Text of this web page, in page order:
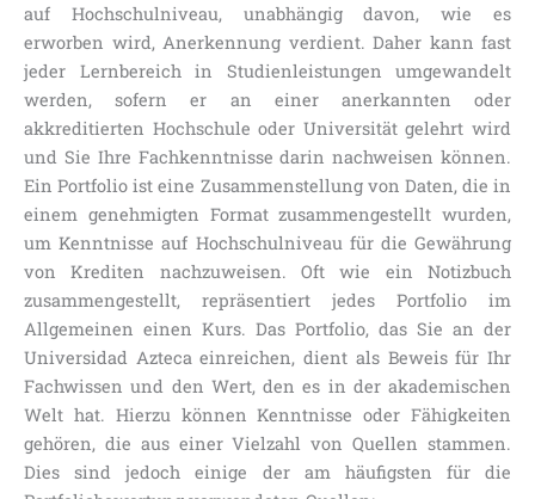
auf Hochschulniveau, unabhängig davon, wie es
erworben wird, Anerkennung verdient. Daher kann fast
jeder Lernbereich in Studienleistungen umgewandelt
werden, sofern er an einer anerkannten oder
akkreditierten Hochschule oder Universität gelehrt wird
und Sie Ihre Fachkenntnisse darin nachweisen können.
Ein Portfolio ist eine Zusammenstellung von Daten, die in
einem genehmigten Format zusammengestellt wurden,
um Kenntnisse auf Hochschulniveau für die Gewährung
von Krediten nachzuweisen. Oft wie ein Notizbuch
zusammengestellt, repräsentiert jedes Portfolio im
Allgemeinen einen Kurs. Das Portfolio, das Sie an der
Universidad Azteca einreichen, dient als Beweis für Ihr
Fachwissen und den Wert, den es in der akademischen
Welt hat. Hierzu können Kenntnisse oder Fähigkeiten
gehören, die aus einer Vielzahl von Quellen stammen.
Dies sind jedoch einige der am häufigsten für die